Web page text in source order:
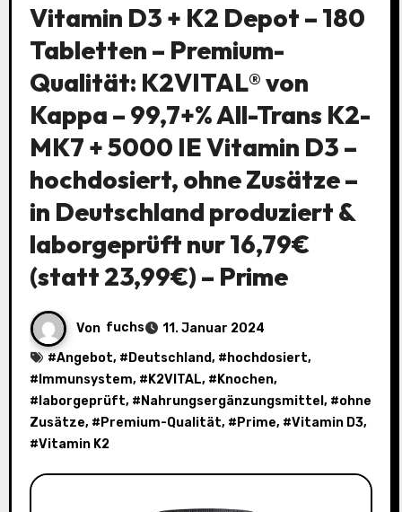
Vitamin D3 + K2 Depot – 180
Tabletten – Premium-
Qualität: K2VITAL® von
Kappa – 99,7+% All-Trans K2-
MK7 + 5000 IE Vitamin D3 –
hochdosiert, ohne Zusätze –
in Deutschland produziert &
laborgeprüft nur 16,79€
(statt 23,99€) – Prime
Von fuchs
11. Januar 2024
#Angebot, # Deutschland, # hochdosiert,
# Immunsystem, # K2VITAL, # Knochen,
# laborgeprüft, # Nahrungsergänzungsmittel , #ohne
Zusätze, # Premium-Qualität, # Prime, #Vitamin D3,
#Vitamin K2